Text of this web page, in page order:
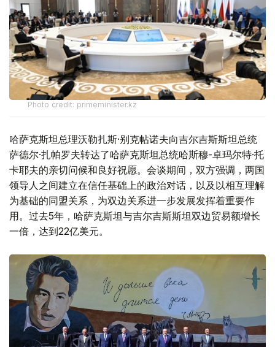
Photo credit: primeminister.kz
哈萨克斯坦总理沃勒扎斯·别克帖诺夫向吉尔吉斯斯坦总统
萨德尔·扎帕罗夫转达了哈萨克斯坦总统哈斯穆-卓玛尔特·托
卡耶夫的亲切问候和良好祝愿。会谈期间，双方强调，两国
领导人之间建立在信任基础上的政治对话，以及以相互理解
为基础的同盟关系，为双边关系进一步发展发挥着重要作
用。过去5年，哈萨克斯坦与吉尔吉斯斯坦双边贸易额增长
一倍，达到22亿美元。